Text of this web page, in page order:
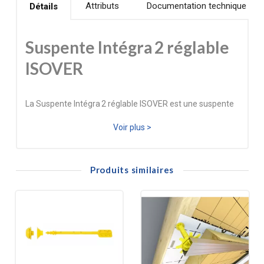
Détails Attributs Documentation technique
Suspente Intégra 2 réglable
ISOVER
La Suspente Intégra 2 réglable ISOVER est une suspente
support, une coupelle de maintien de l’isolant et une clé
et de la membrane d’étanchéité à l’air tout en facilitant le
Conçue en composite armé, cette suspente limite
efficacement les ponts thermiques par rapport à des
Voir plus >
Produits similaires